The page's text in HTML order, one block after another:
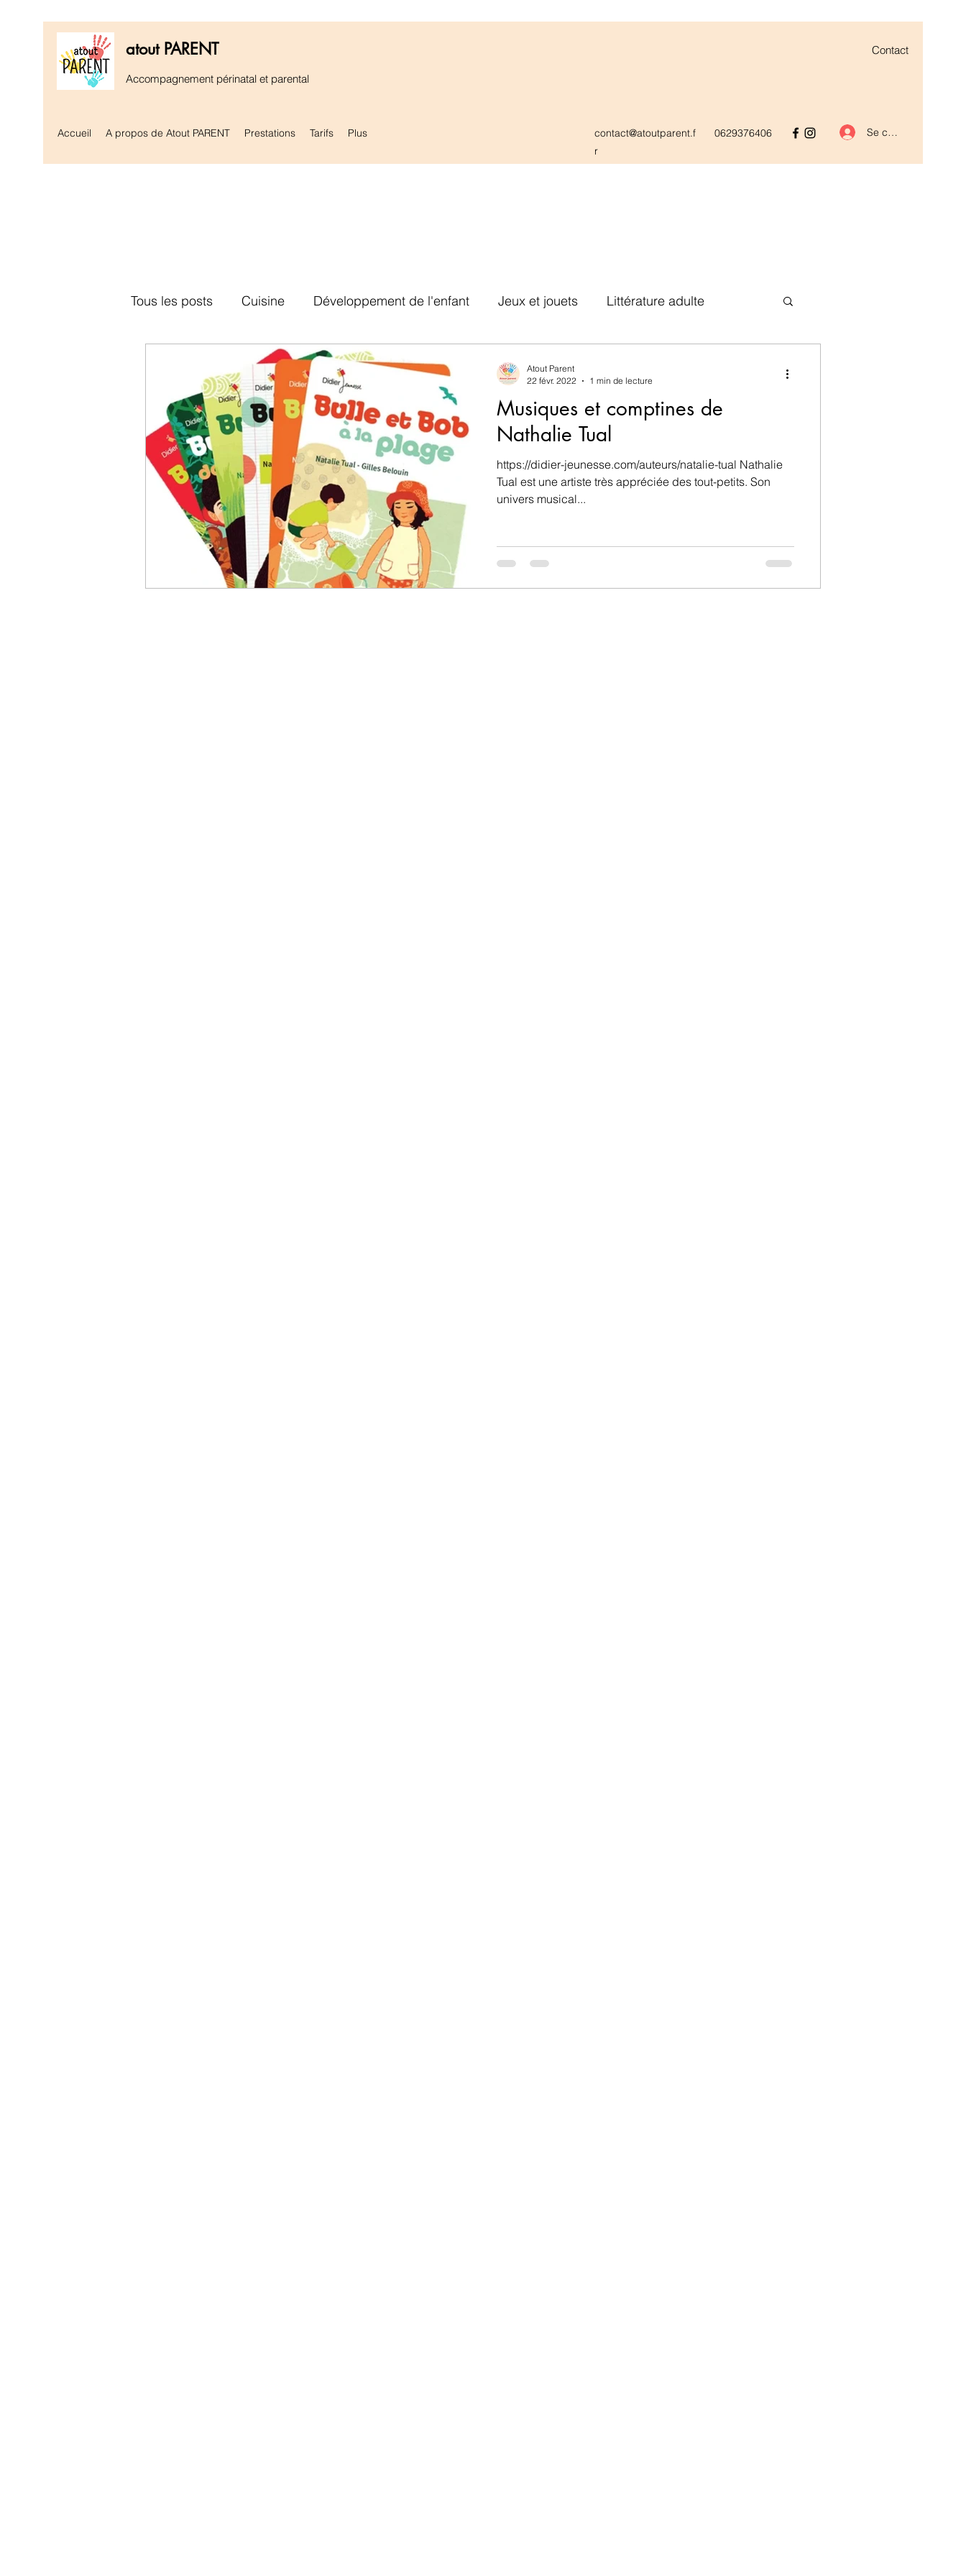
atout PARENT
Accompagnement périnatal et parental
Contact
Accueil A propos de Atout PARENT Prestations Tarifs Plus
contact@atoutparent.f
r
0629376406 Se connecter
Tous les posts Cuisine Développement de l'enfant Jeux et jouets Littérature adulte
Littérature enfantine Musique Sorties et activités de plein air
socialisation de l'enfant Atout Parent
Musiques et comptines de
Nathalie Tual
https://didier-jeunesse.com/auteurs/natalie-tual Nathalie
Tual est une artiste très appréciée des tout-petits. Son
univers musical...
Atout Parent
22 févr. 2022
1 min de lecture